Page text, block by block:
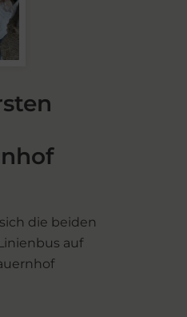
die beiden
auf